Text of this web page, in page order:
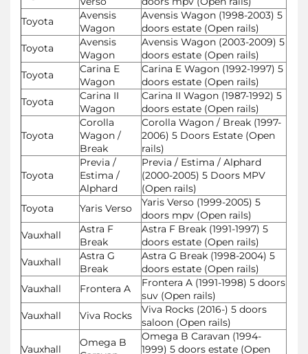
Toyota
Avensis
Wagon
Avensis Wagon (1998-2003) 5
doors estate (Open rails)
Toyota
Avensis
Wagon
Avensis Wagon (2003-2009) 5
doors estate (Open rails)
Toyota
Carina E
Wagon
Carina E Wagon (1992-1997) 5
doors estate (Open rails)
Toyota
Carina II
Wagon
Carina II Wagon (1987-1992) 5
doors estate (Open rails)
Toyota
Corolla
Wagon /
Break
Corolla Wagon / Break (1997-
2006) 5 Doors Estate (Open
rails)
Toyota
Previa /
Estima /
Alphard
Previa / Estima / Alphard
(2000-2005) 5 Doors MPV
(Open rails)
Toyota
Yaris Verso
Yaris Verso (1999-2005) 5
doors mpv (Open rails)
Vauxhall
Astra F
Break
Astra F Break (1991-1997) 5
doors estate (Open rails)
Vauxhall
Astra G
Break
Astra G Break (1998-2004) 5
doors estate (Open rails)
Vauxhall
Frontera A
Frontera A (1991-1998) 5 doors
suv (Open rails)
Vauxhall
Viva Rocks
Viva Rocks (2016-) 5 doors
saloon (Open rails)
Vauxhall
Omega B
Omega B Caravan (1994-
1999) 5 doors estate (Open